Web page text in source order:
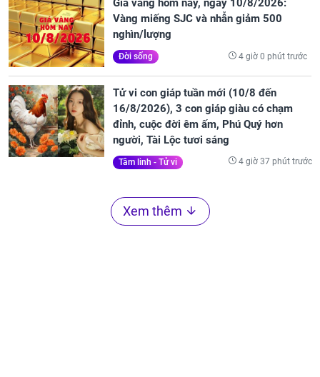
Giá vàng hôm nay, ngày 10/8/2026:
Vàng miếng SJC và nhẫn giảm 500
nghìn/lượng
Đời sống 4 giờ 0 phút trước
Tử vi con giáp tuần mới (10/8 đến
16/8/2026), 3 con giáp giàu có chạm
đỉnh, cuộc đời êm ấm, Phú Quý hơn
người, Tài Lộc tươi sáng
Tâm linh - Tử vi 4 giờ 37 phút trước
Xem thêm